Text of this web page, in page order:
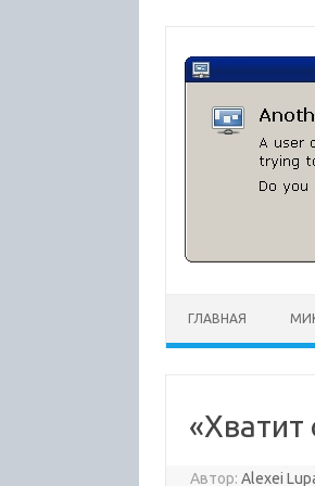
содержимому
ГЛАВНАЯ
«Хватит
Автор:Alexei